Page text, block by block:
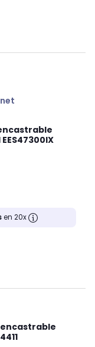
EES47300IX
en 20x